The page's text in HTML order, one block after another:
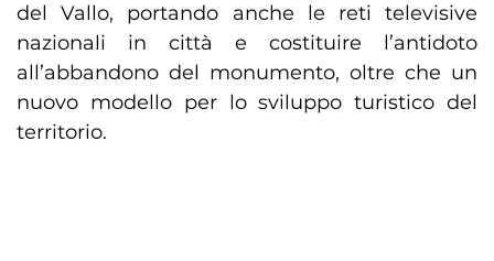
del Vallo, portando anche le reti televisive
nazionali in città e costituire l’antidoto
all’abbandono del monumento, oltre che un
nuovo modello per lo sviluppo turistico del
territorio.